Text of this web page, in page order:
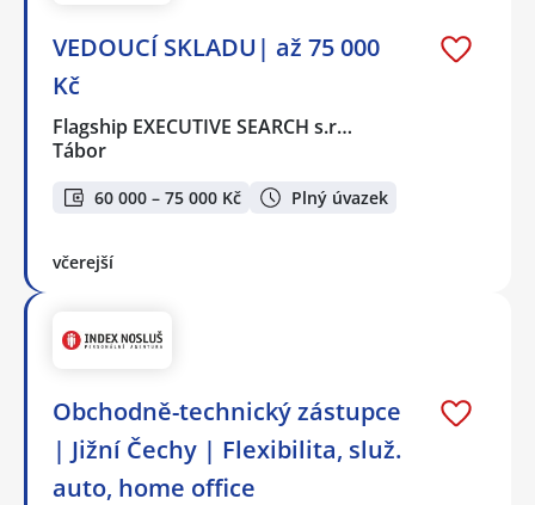
VEDOUCÍ SKLADU| až 75 000
Kč
Flagship EXECUTIVE SEARCH s.r…
Tábor
60 000 – 75 000 Kč Plný úvazek
včerejší
Obchodně-technický zástupce
| Jižní Čechy | Flexibilita, služ.
auto, home office